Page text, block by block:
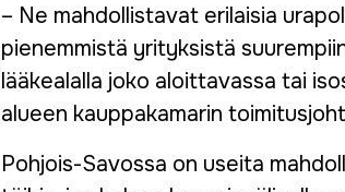
– Ne mahdollistavat erilaisia
pienemmistä yrityksistä
lääkealalla joko aloittavassa tai
alueen kauppakamarin
Pohjois-Savossa on useita